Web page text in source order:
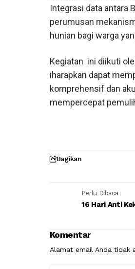
Integrasi data antara
perumusan
hunian bagi warga
Kegiatan ini diikuti
iharapkan dapat
komprehensif dan
mempercepat
Bagikan
Perlu Dibaca
16 Hari Anti
Komentar
Alamat email Anda tidak